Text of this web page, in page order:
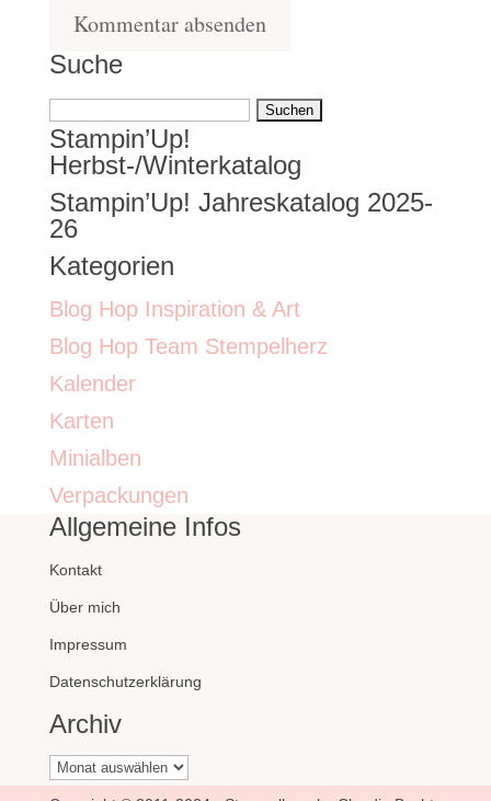
Suche
Suchen
nach:
Stampin’Up!
Herbst-/Winterkatalog
Stampin’Up! Jahreskatalog 2025-
26
Kategorien
Blog Hop Inspiration & Art
Blog Hop Team Stempelherz
Kalender
Karten
Minialben
Verpackungen
Allgemeine Infos
Kontakt
Über mich
Impressum
Datenschutzerklärung
Archiv
Archiv